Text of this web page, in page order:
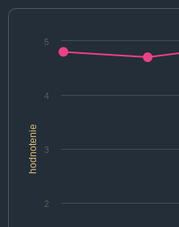
hodnotenie
2
3
4
5